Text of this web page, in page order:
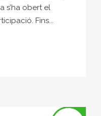
s’ha obert el
Fins...